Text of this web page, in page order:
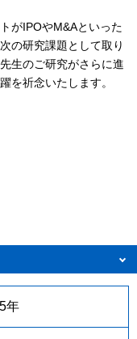
がIPOやM&Aといった
の研究課題として取り
生のご研究がさらに進
を祈念いたします。
年